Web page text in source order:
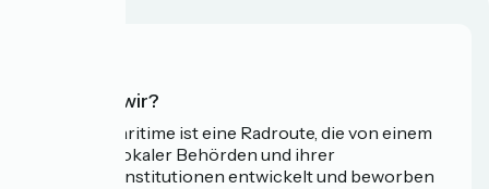
Wer sind wir?
Die Vélomaritime ist eine Radroute, die von einem
Netzwerk lokaler Behörden und ihrer
Tourismusinstitutionen entwickelt und beworben